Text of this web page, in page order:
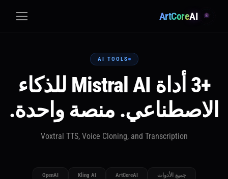
ArtCoreAI
AI TOOLS
+3 أداة Mistral AI للذكاء
الاصطناعي. منصة واحدة.
Voxtral TTS, Voice Cloning, and Transcription
جميع الأدوات ArtCoreAI
Kling AI
OpenAI